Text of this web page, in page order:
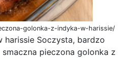
golonka-z-indyka-w-harissie/
harissie Soczysta, bardzo
pieczona golonka z